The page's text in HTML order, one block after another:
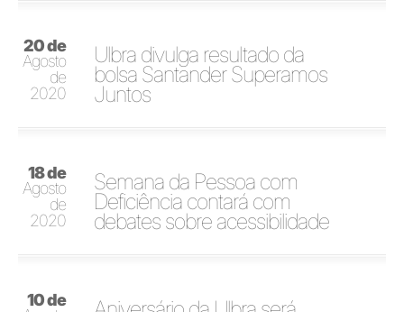
20 de
Agosto
de
2020
Ulbra divulga resultado da
bolsa Santander Superamos
Juntos
18 de
Agosto
de
2020
Semana da Pessoa com
Deficiência contará com
debates sobre acessibilidade
10 de